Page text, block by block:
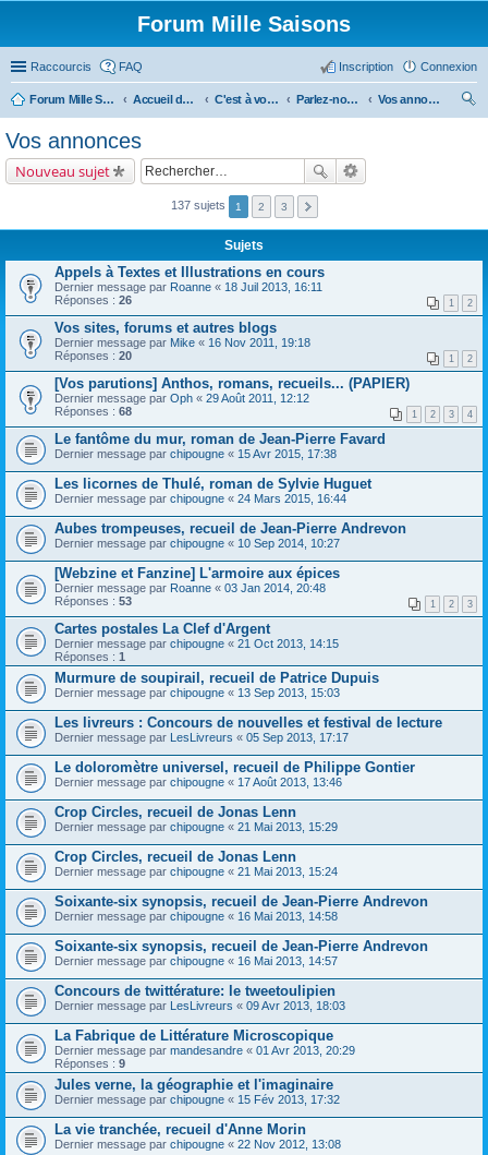
Forum Mille Saisons
Raccourcis FAQ Connexion
Inscription
Forum Mille Saisons Accueil du forum C'est à vous ! Parlez-nous de vous !
Vos annonces
Vos annonces
Nouveau sujet
137 sujets 1 2 3
Sujets
Appels à Textes et Illustrations en cours
Dernier message par Roanne « 18 Juil 2013, 16:11
Réponses : 26 1 2
Vos sites, forums et autres blogs
Dernier message par Mike « 16 Nov 2011, 19:18
Réponses : 20 1 2
[Vos parutions] Anthos, romans, recueils... (PAPIER)
Dernier message par Oph « 29 Août 2011, 12:12
Réponses : 68 1 2 3 4
Le fantôme du mur, roman de Jean-Pierre Favard
Dernier message par chipougne « 15 Avr 2015, 17:38
Les licornes de Thulé, roman de Sylvie Huguet
Dernier message par chipougne « 24 Mars 2015, 16:44
Aubes trompeuses, recueil de Jean-Pierre Andrevon
Dernier message par chipougne « 10 Sep 2014, 10:27
[Webzine et Fanzine] L'armoire aux épices
Dernier message par Roanne « 03 Jan 2014, 20:48
Réponses : 53 1 2 3
Cartes postales La Clef d'Argent
Dernier message par chipougne « 21 Oct 2013, 14:15
Réponses : 1
Murmure de soupirail, recueil de Patrice Dupuis
Dernier message par chipougne « 13 Sep 2013, 15:03
Les livreurs : Concours de nouvelles et festival de lecture
Dernier message par LesLivreurs « 05 Sep 2013, 17:17
Le doloromètre universel, recueil de Philippe Gontier
Dernier message par chipougne « 17 Août 2013, 13:46
Crop Circles, recueil de Jonas Lenn
Dernier message par chipougne « 21 Mai 2013, 15:29
Crop Circles, recueil de Jonas Lenn
Dernier message par chipougne « 21 Mai 2013, 15:24
Soixante-six synopsis, recueil de Jean-Pierre Andrevon
Dernier message par chipougne « 16 Mai 2013, 14:58
Soixante-six synopsis, recueil de Jean-Pierre Andrevon
Dernier message par chipougne « 16 Mai 2013, 14:57
Concours de twittérature: le tweetoulipien
Dernier message par LesLivreurs « 09 Avr 2013, 18:03
La Fabrique de Littérature Microscopique
Dernier message par mandesandre « 01 Avr 2013, 20:29
Réponses : 9
Jules verne, la géographie et l'imaginaire
Dernier message par chipougne « 15 Fév 2013, 17:32
La vie tranchée, recueil d'Anne Morin
Dernier message par chipougne « 22 Nov 2012, 13:08